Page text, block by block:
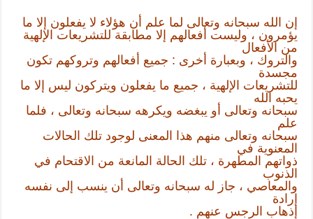
إن الله سبحانه وتعالى لما علم أن هؤلاء لا يفعلون إلا ما
يؤمرون ، وليست أفعالهم إلا مطابقة للتشريعات الإلهية
من الأفعال
والتروك ، وبعبارة أخرى : جميع أفعالهم وتروكهم تكون
مجسدة
للتشريعات الإلهية ، جميع ما يفعلون ويتركون ليس إلا ما
يحبه الله
سبحانه وتعالى أو يبغضه ويكرهه سبحانه وتعالى ، فلما
علم
سبحانه وتعالى منهم هذا المعنى لوجود تلك الحالات
المعنوية في
ذواتهم المطهرة ، تلك الحالة المانعة من الاقتحام في
الذنوب
والمعاصي ، جاز له سبحانه وتعالى أن ينسب إلى نفسه
إرادة
إذهاب الرجس عنهم .